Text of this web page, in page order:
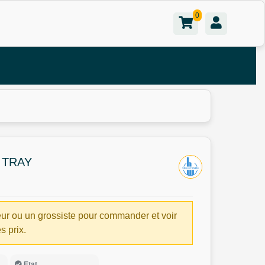
0
ou un grossiste pour commander et voir
prix.